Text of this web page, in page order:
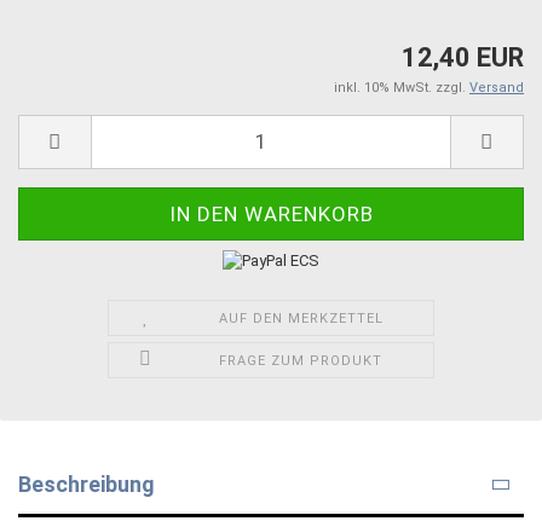
12,40 EUR
inkl. 10% MwSt. zzgl. Versand
AUF DEN MERKZETTEL
FRAGE ZUM PRODUKT
Beschreibung